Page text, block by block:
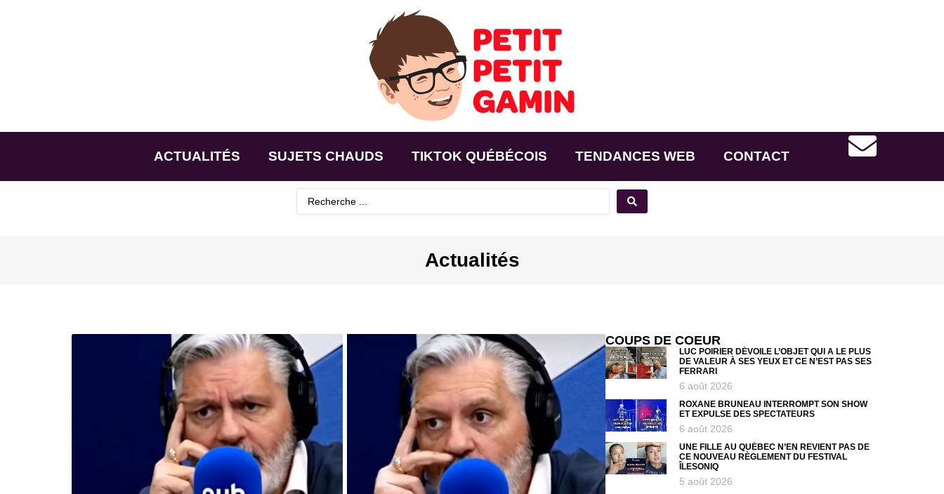
ACTUALITÉS SUJETS CHAUDS TIKTOK QUÉBÉCOIS TENDANCES WEB CONTACT
Actualités
COUPS DE COEUR
LUC POIRIER DÉVOILE L’OBJET QUI A LE PLUS
DE VALEUR À SES YEUX ET CE N’EST PAS SES
FERRARI
6 août 2026
ROXANE BRUNEAU INTERROMPT SON SHOW
ET EXPULSE DES SPECTATEURS
6 août 2026
UNE FILLE AU QUÉBEC N’EN REVIENT PAS DE
CE NOUVEAU RÈGLEMENT DU FESTIVAL
ÎLESONIQ
5 août 2026